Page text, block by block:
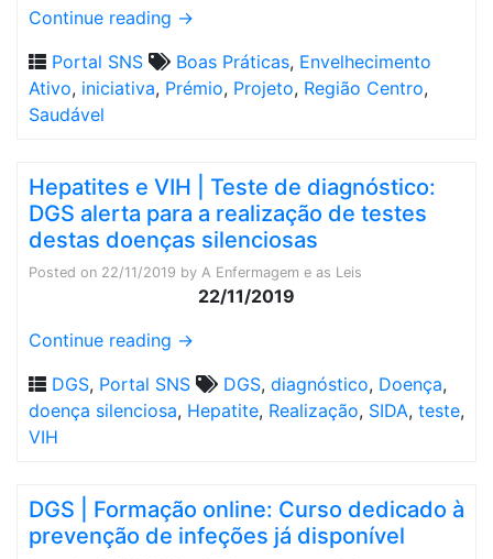
Continue reading →
Portal SNS
Boas Práticas, Envelhecimento
Ativo, iniciativa, Prémio, Projeto, Região Centro,
Saudável
Hepatites e VIH | Teste de diagnóstico:
DGS alerta para a realização de testes
destas doenças silenciosas
Posted on 22/11/2019 by A Enfermagem e as Leis
22/11/2019
Continue reading →
DGS, Portal SNS DGS, diagnóstico, Doença,
doença silenciosa, Hepatite, Realização, SIDA, teste,
VIH
DGS | Formação online: Curso dedicado à
prevenção de infeções já disponível